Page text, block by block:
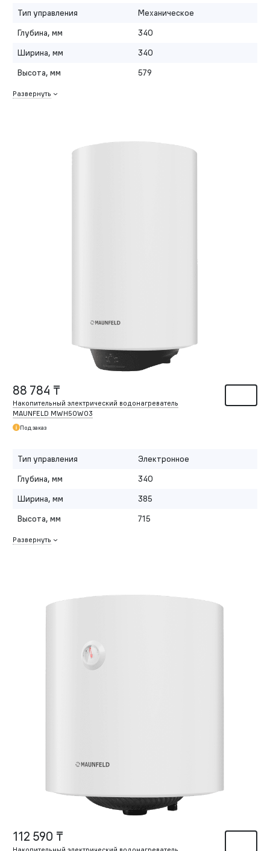
Тип управления
Механическое
Глубина, мм
340
Ширина, мм
340
Высота, мм
579
Развернуть
88 784 ₸
Накопительный электрический водонагреватель
MAUNFELD MWH50W03
Под заказ
Тип управления
Электронное
Глубина, мм
340
Ширина, мм
385
Высота, мм
715
Развернуть
112 590 ₸